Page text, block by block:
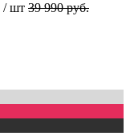
/ шт 39 990 руб.